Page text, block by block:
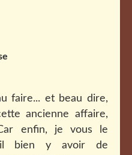
faire... et beau dire,
ancienne affaire,
enfin, je vous le
il bien y avoir de